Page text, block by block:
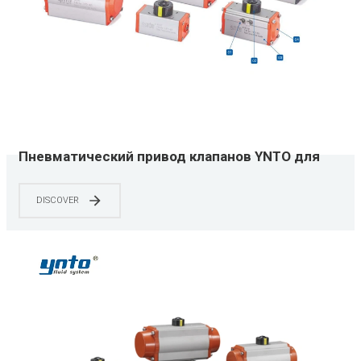
Пневматический привод клапанов YNTO для
других корпусов клапанов
DISCOVER